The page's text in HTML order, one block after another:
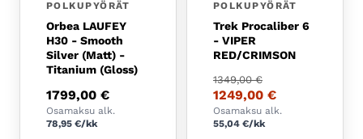
POLKUPYÖRÄT
Orbea LAUFEY
H30 - Smooth
Silver (Matt) -
Titanium (Gloss)
1799,00 €
Osamaksu alk.
78,95 €/kk
POLKUPYÖRÄT
Trek Procaliber 6
- VIPER
RED/CRIMSON
1349,00€
Alkuperäinen hinta oli:
1249,00 €
Nykyinen hinta on:
Osamaksu alk.
55,04 €/kk